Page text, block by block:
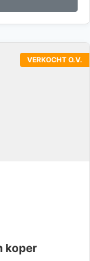
VERKOCHT O.V.
koper